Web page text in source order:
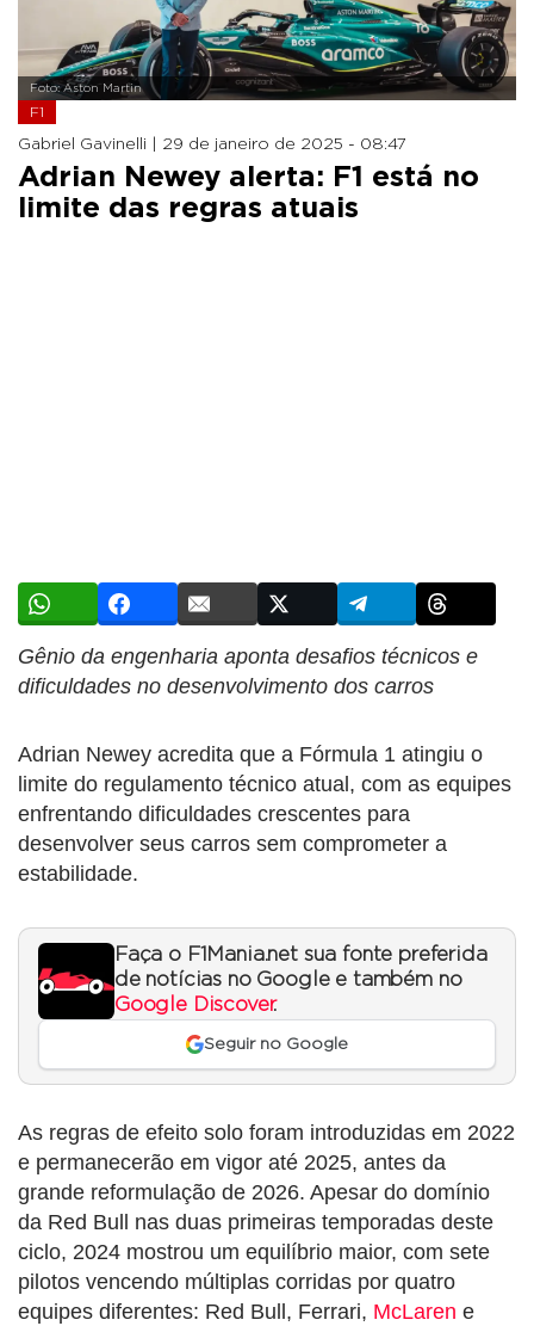
Foto: Aston Martin
F1
Gabriel Gavinelli | 29 de janeiro de 2025 - 08:47
Adrian Newey alerta: F1 está no
limite das regras atuais
Gênio da engenharia aponta desafios técnicos e
dificuldades no desenvolvimento dos carros
Adrian Newey acredita que a Fórmula 1 atingiu o
limite do regulamento técnico atual, com as equipes
enfrentando dificuldades crescentes para
desenvolver seus carros sem comprometer a
estabilidade.
Faça o F1Mania.net sua fonte preferida
de notícias no Google e também no
Google Discover.
Seguir no Google
As regras de efeito solo foram introduzidas em 2022
e permanecerão em vigor até 2025, antes da
grande reformulação de 2026. Apesar do domínio
da Red Bull nas duas primeiras temporadas deste
ciclo, 2024 mostrou um equilíbrio maior, com sete
pilotos vencendo múltiplas corridas por quatro
equipes diferentes: Red Bull, Ferrari, McLaren e